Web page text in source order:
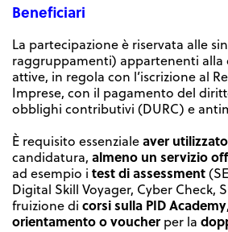
Beneficiari
La partecipazione è riservata alle
raggruppamenti) appartenenti alla
attive, in regola con l’iscrizione al
Imprese, con il pagamento del
obblighi contributivi (DURC) e
È requisito essenzialeaver utilizzato
candidatura, almeno un servizio
ad esempio i test di assessment
Digital Skill Voyager, Cyber Check,
fruizione di corsi sulla PID Academy
orientamento o voucherper la